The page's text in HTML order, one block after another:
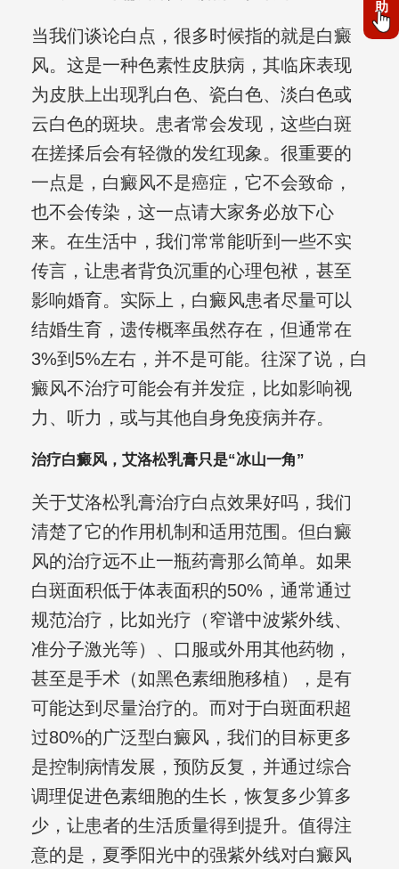
当我们谈论白点，很多时候指的就是白癜
风。这是一种色素性皮肤病，其临床表现
为皮肤上出现乳白色、瓷白色、淡白色或
云白色的斑块。患者常会发现，这些白斑
在搓揉后会有轻微的发红现象。很重要的
一点是，白癜风不是癌症，它不会致命，
也不会传染，这一点请大家务必放下心
来。在生活中，我们常常能听到一些不实
传言，让患者背负沉重的心理包袱，甚至
影响婚育。实际上，白癜风患者尽量可以
结婚生育，遗传概率虽然存在，但通常在
3%到5%左右，并不是可能。往深了说，白
癜风不治疗可能会有并发症，比如影响视
力、听力，或与其他自身免疫病并存。
治疗白癜风，艾洛松乳膏只是“冰山一角”
关于艾洛松乳膏治疗白点效果好吗，我们
清楚了它的作用机制和适用范围。但白癜
风的治疗远不止一瓶药膏那么简单。如果
白斑面积低于体表面积的50%，通常通过
规范治疗，比如光疗（窄谱中波紫外线、
准分子激光等）、口服或外用其他药物，
甚至是手术（如黑色素细胞移植），是有
可能达到尽量治疗的。而对于白斑面积超
过80%的广泛型白癜风，我们的目标更多
是控制病情发展，预防反复，并通过综合
调理促进色素细胞的生长，恢复多少算多
少，让患者的生活质量得到提升。值得注
意的是，夏季阳光中的强紫外线对白癜风
助